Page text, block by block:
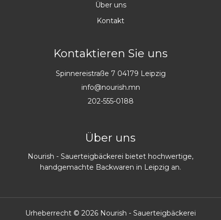
Über uns
Kontakt
Kontaktieren Sie uns
Spinnereistraße 7 04179 Leipzig
info@nourish.mn
202-555-0188
Über uns
Nourish - Sauerteigbäckerei bietet hochwertige,
handgemachte Backwaren in Leipzig an.
Urheberrecht © 2026 Nourish - Sauerteigbäckerei